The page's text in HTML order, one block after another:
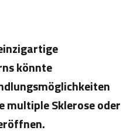
könnte
multiple Sklerose oder